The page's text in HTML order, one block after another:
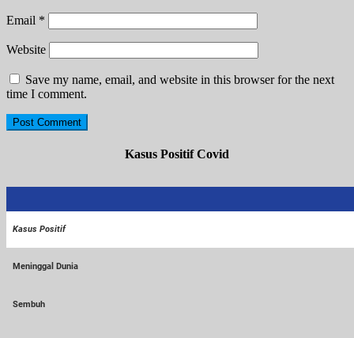
Email *
Website
Save my name, email, and website in this browser for the next
time I comment.
Kasus Positif Covid